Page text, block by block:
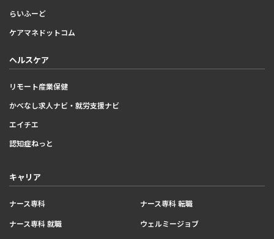
らいふーど
ケアマネドットコム
ヘルスケア
リモート産業保健
かべなし求人ナビ・就労支援ナビ
エイチエ
認知症ねっと
キャリア
ナース専科
ナース専科 転職
ナース専科 就職
ウェルミージョブ